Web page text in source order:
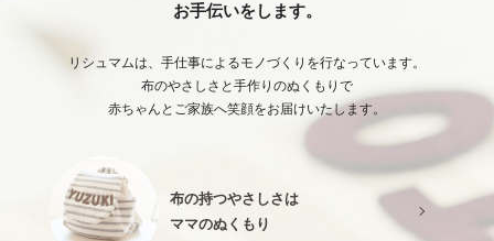
お手伝いをします。
リシュマムは、手仕事によるモノづくりを行なっています。
布のやさしさと手作りのぬくもりで
赤ちゃんとご家族へ笑顔をお届けいたします。
布の持つやさしさは
ママのぬくもり